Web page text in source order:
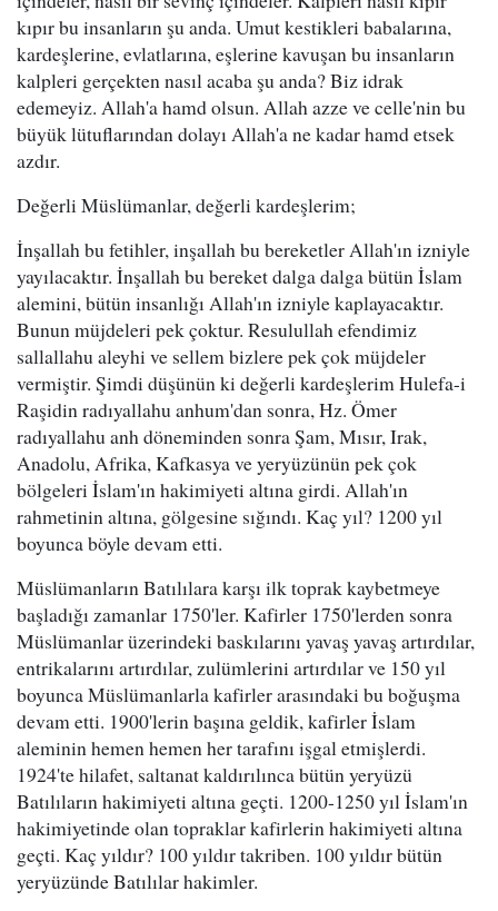
kıpır bu insanların şu anda. Umut kestikleri babalarına,
kardeşlerine, evlatlarına, eşlerine kavuşan bu insanların
kalpleri gerçekten nasıl acaba şu anda? Biz idrak
edemeyiz. Allah'a hamd olsun. Allah azze ve celle'nin bu
büyük lütuflarından dolayı Allah'a ne kadar hamd etsek
azdır.
Değerli Müslümanlar, değerli kardeşlerim;
İnşallah bu fetihler, inşallah bu bereketler Allah'ın izniyle
yayılacaktır. İnşallah bu bereket dalga dalga bütün İslam
alemini, bütün insanlığı Allah'ın izniyle kaplayacaktır.
Bunun müjdeleri pek çoktur. Resulullah efendimiz
sallallahu aleyhi ve sellem bizlere pek çok müjdeler
vermiştir. Şimdi düşünün ki değerli kardeşlerim Hulefa-i
Raşidin radıyallahu anhum'dan sonra, Hz. Ömer
radıyallahu anh döneminden sonra Şam, Mısır, Irak,
Anadolu, Afrika, Kafkasya ve yeryüzünün pek çok
bölgeleri İslam'ın hakimiyeti altına girdi. Allah'ın
rahmetinin altına, gölgesine sığındı. Kaç yıl? 1200 yıl
boyunca böyle devam etti.
Müslümanların Batılılara karşı ilk toprak kaybetmeye
başladığı zamanlar 1750'ler. Kafirler 1750'lerden sonra
Müslümanlar üzerindeki baskılarını yavaş yavaş artırdılar,
entrikalarını artırdılar, zulümlerini artırdılar ve 150 yıl
boyunca Müslümanlarla kafirler arasındaki bu boğuşma
devam etti. 1900'lerin başına geldik, kafirler İslam
aleminin hemen hemen her tarafını işgal etmişlerdi.
1924'te hilafet, saltanat kaldırılınca bütün yeryüzü
Batılıların hakimiyeti altına geçti. 1200-1250 yıl İslam'ın
hakimiyetinde olan topraklar kafirlerin hakimiyeti altına
geçti. Kaç yıldır? 100 yıldır takriben. 100 yıldır bütün
yeryüzünde Batılılar hakimler.